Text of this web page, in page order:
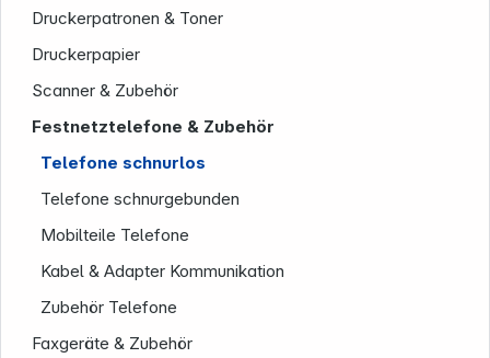
Druckerpatronen & Toner
Druckerpapier
Scanner & Zubehör
Festnetztelefone & Zubehör
Telefone schnurlos
Telefone schnurgebunden
Mobilteile Telefone
Kabel & Adapter Kommunikation
Zubehör Telefone
Faxgeräte & Zubehör